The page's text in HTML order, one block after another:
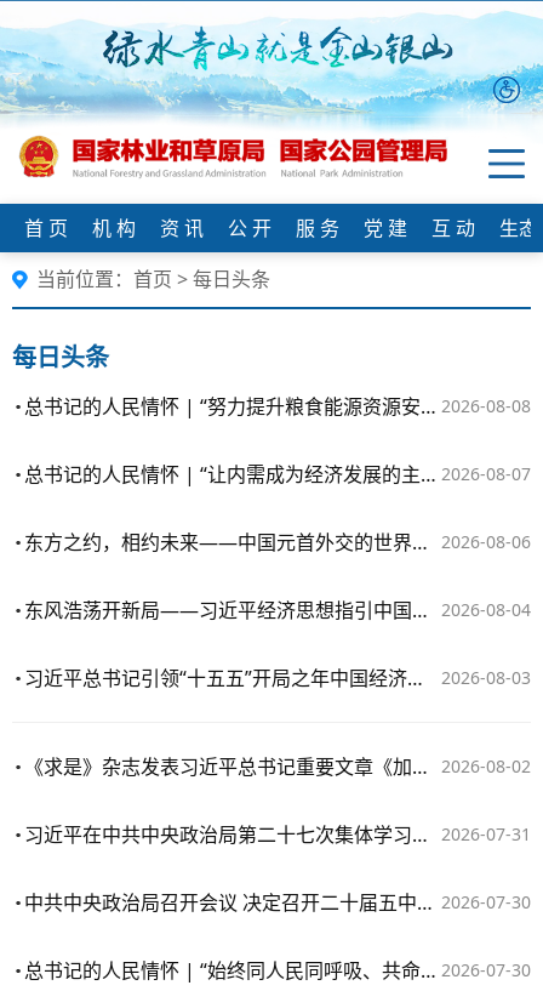
首 页 机 构 资 讯 公 开 服 务 党 建 互 动
生
当前位置： 首页 >每日头条
每日头条
2026-08-08
总书记的人民情怀 | “努力提升粮食能源资源安全保障能力”
2026-08-07
总书记的人民情怀 | “让内需成为经济发展的主动力”
2026-08-06
东方之约，相约未来——中国元首外交的世界情怀与大国气派
2026-08-04
东风浩荡开新局——习近平经济思想指引中国经济高质量发展行稳致远
2026-08-03
习近平总书记引领“十五五”开局之年中国经济破浪前行
2026-08-02
《求是》杂志发表习近平总书记重要文章《加快建设健康中国》
2026-07-31
习近平在中共中央政治局第二十七次集体学习时强调 强化政治引领 深化创新发展 高质量推进国防和军队现代化
2026-07-30
中共中央政治局召开会议 决定召开二十届五中全会 分析研究当前经济形势和经济工作 中共中央总书记习近平主持会议
2026-07-30
总书记的人民情怀 | “始终同人民同呼吸、共命运、心连心”